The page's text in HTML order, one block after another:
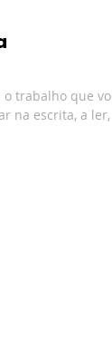
o trabalho que
na escrita, a ler,